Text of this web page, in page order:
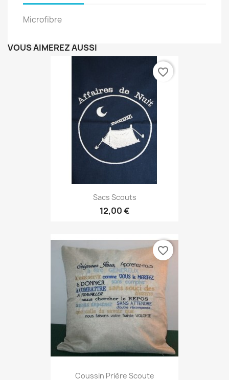
Microfibre
VOUS AIMEREZ AUSSI
Sacs Scouts
12,00 €
favorite_border
Coussin Prière Scoute
favorite_border